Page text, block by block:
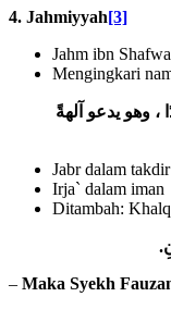
4. Jahmiyyah[3]
Jahm ibn
Mengingkari
، وهو يدعو آلهةً
Jabr dalam takdir
Irja` dalam iman
Ditambah:
.
– Maka Syekh